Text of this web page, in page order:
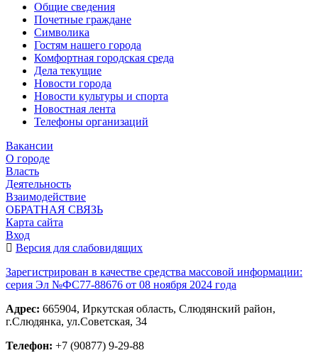
Общие сведения
Почетные граждане
Символика
Гостям нашего города
Комфортная городская среда
Дела текущие
Новости города
Новости культуры и спорта
Новостная лента
Телефоны организаций
Вакансии
О городе
Власть
Деятельность
Взаимодействие
ОБРАТНАЯ СВЯЗЬ
Карта сайта
Вход
Версия для слабовидящих
Зарегистрирован в качестве средства массовой информации:
серия Эл №ФС77-88676 от 08 ноября 2024 года
Адрес: 665904, Иркутская область, Слюдянский район,
г.Слюдянка, ул.Советская, 34
Телефон: +7 (90877) 9-29-88